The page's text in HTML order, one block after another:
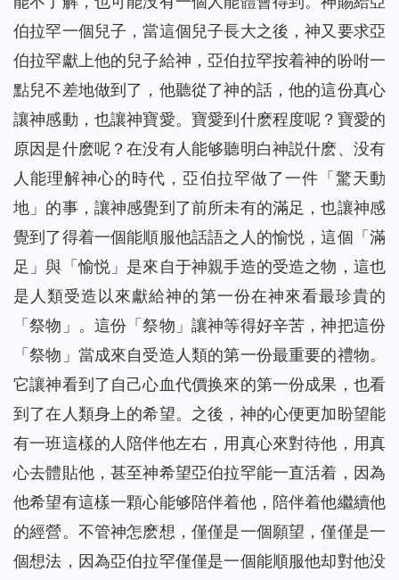
伯拉罕一個兒子，當這個兒子長大之後，神又要求亞
伯拉罕獻上他的兒子給神，亞伯拉罕按着神的吩咐一
點兒不差地做到了，他聽從了神的話，他的這份真心
讓神感動，也讓神寶愛。寶愛到什麽程度呢？寶愛的
原因是什麽呢？在没有人能够聽明白神説什麽、没有
人能理解神心的時代，亞伯拉罕做了一件「驚天動
地」的事，讓神感覺到了前所未有的滿足，也讓神感
覺到了得着一個能順服他話語之人的愉悦，這個「滿
足」與「愉悦」是來自于神親手造的受造之物，這也
是人類受造以來獻給神的第一份在神來看最珍貴的
「祭物」。這份「祭物」讓神等得好辛苦，神把這份
「祭物」當成來自受造人類的第一份最重要的禮物。
它讓神看到了自己心血代價换來的第一份成果，也看
到了在人類身上的希望。之後，神的心便更加盼望能
有一班這樣的人陪伴他左右，用真心來對待他，用真
心去體貼他，甚至神希望亞伯拉罕能一直活着，因為
他希望有這樣一顆心能够陪伴着他，陪伴着他繼續他
的經營。不管神怎麽想，僅僅是一個願望，僅僅是一
個想法，因為亞伯拉罕僅僅是一個能順服他却對他没